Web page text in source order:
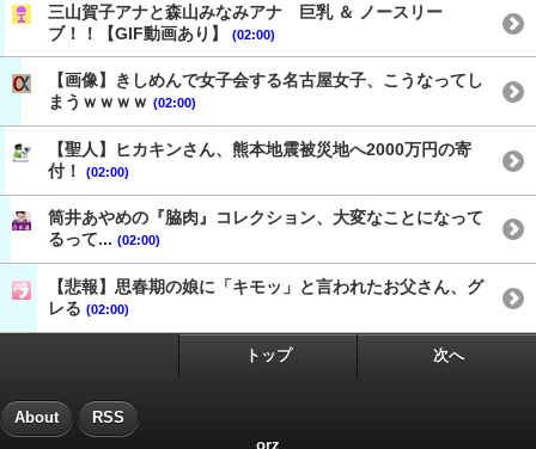
三山賀子アナと森山みなみアナ 巨乳 ＆ ノースリー
ブ！！【GIF動画あり】
(02:00)
【画像】きしめんで女子会する名古屋女子、こうなってし
まうｗｗｗｗ (02:00)
【聖人】ヒカキンさん、熊本地震被災地へ2000万円の寄
付！
(02:00)
筒井あやめの『脇肉』コレクション、大変なことになって
るって... (02:00)
【悲報】思春期の娘に「キモッ」と言われたお父さん、グ
レる (02:00)
トップ 次へ
About RSS
orz